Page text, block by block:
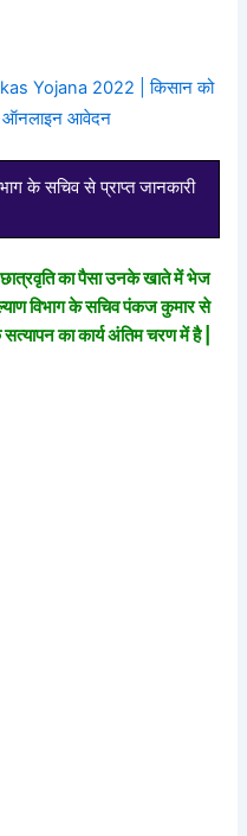
Yojana 2022 | किसान को
ऑनलाइन आवेदन
के सचिव से प्राप्त जानकारी
छात्रवृति का पैसा उनके खाते में भेज
विभाग के सचिव पंकज कुमार से
का कार्य अंतिम चरण में है |